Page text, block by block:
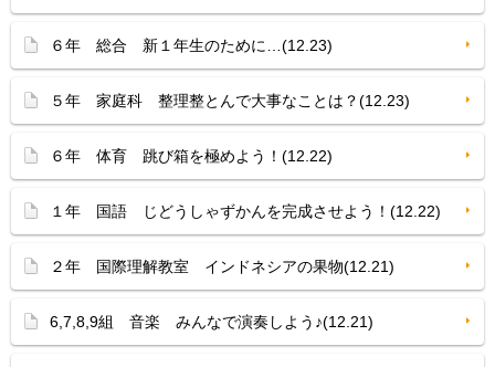
６年 総合 新１年生のために…(12.23)
５年 家庭科 整理整とんで大事なことは？(12.23)
６年 体育 跳び箱を極めよう！(12.22)
１年 国語 じどうしゃずかんを完成させよう！(12.22)
２年 国際理解教室 インドネシアの果物(12.21)
6,7,8,9組 音楽 みんなで演奏しよう♪(12.21)